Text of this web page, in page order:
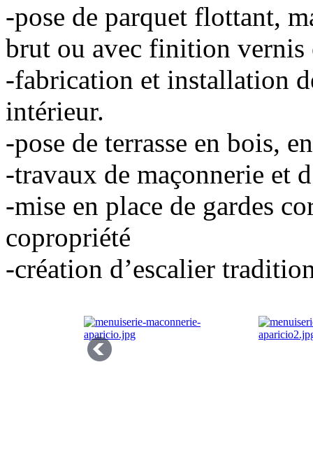
-pose de parquet flottant,
brut ou avec finition vernis
-fabrication et installation
intérieur.
-pose de terrasse en bois,
-travaux de maçonnerie et
-mise en place de gardes
copropriété
-création d’escalier